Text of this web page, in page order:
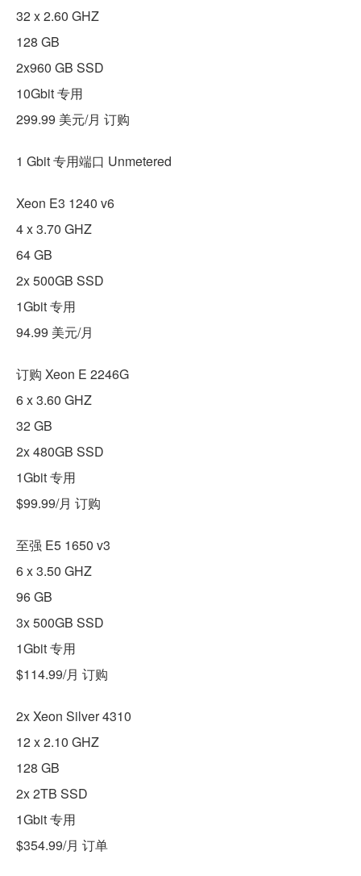
32 x 2.60 GHZ
128 GB
2x960 GB SSD
10Gbit 专用
299.99 美元/月 订购
1 Gbit 专用端口 Unmetered
Xeon E3 1240 v6
4 x 3.70 GHZ
64 GB
2x 500GB SSD
1Gbit 专用
94.99 美元/月
订购 Xeon E 2246G
6 x 3.60 GHZ
32 GB
2x 480GB SSD
1Gbit 专用
$99.99/月 订购
至强 E5 1650 v3
6 x 3.50 GHZ
96 GB
3x 500GB SSD
1Gbit 专用
$114.99/月 订购
2x Xeon Silver 4310
12 x 2.10 GHZ
128 GB
2x 2TB SSD
1Gbit 专用
$354.99/月 订单